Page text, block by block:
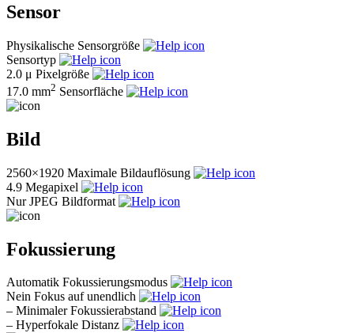
Sensor
Physikalische Sensorgröße
Sensortyp
2.0 μ Pixelgröße
17.0 mm2 Sensorfläche
Bild
2560×1920 Maximale Bildauflösung
4.9 Megapixel
Nur JPEG Bildformat
Fokussierung
Automatik Fokussierungsmodus
Nein Fokus auf unendlich
– Minimaler Fokussierabstand
– Hyperfokale Distanz